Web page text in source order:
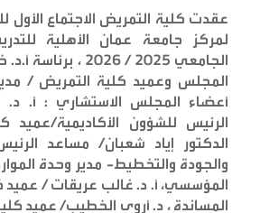
عقدت كلية التمريض الاجتماع الأول
لمركز جامعة عمان الأهلية
الجامعي 2025 / 2026
المجلس وعميد كلية التمريض /
أعضاء المجلس الاستشاري : أ. د.
الرئيس للشؤون الأكاديمية/عميد
الدكتور إياد شعبان/ مساعد
والجودة والتخطيط- مدير وحدة
المؤسسي، أ. د. غالب عريقات / عميد
المساندة ، د. أروى الخطيب/ عميد